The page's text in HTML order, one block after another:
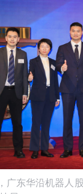
广东华沿机器人